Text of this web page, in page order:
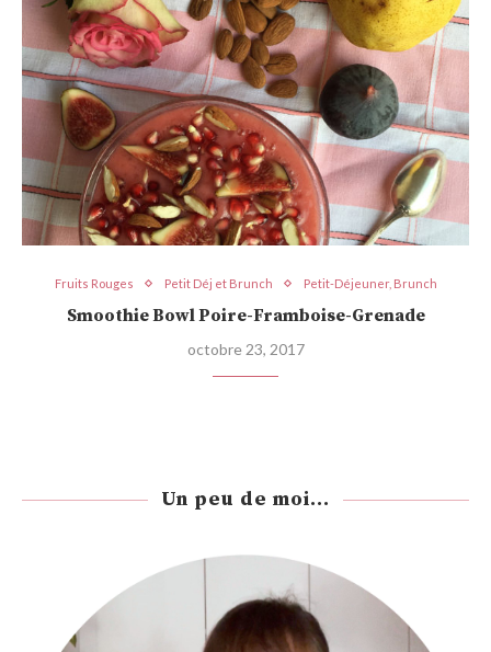
Fruits Rouges Petit Déj et Brunch Petit-Déjeuner, Brunch
Smoothie Bowl Poire-Framboise-Grenade
octobre 23, 2017
Un peu de moi...